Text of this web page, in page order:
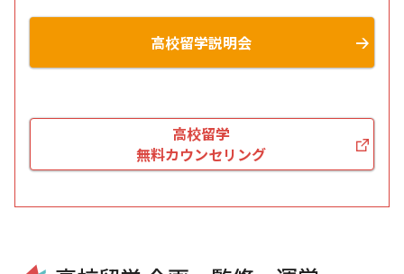
高校留学説明会
高校留学
無料カウンセリング